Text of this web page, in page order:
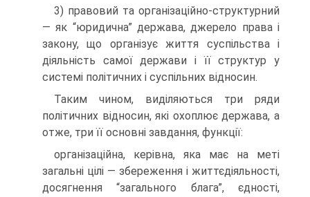
3) правовий та організаційно-структурний
— як “юридична” держава, джерело права і
закону, що організує життя суспільства і
діяльність самої держави і її структур у
системі політичних і суспільних відносин.
Таким чином, виділяються три ряди
політичних відносин, які охоплює держава, а
отже, три її основні завдання, функції:
організаційна, керівна, яка має на меті
загальні цілі — збереження і життєдіяльності,
досягнення “загального блага”, єдності,